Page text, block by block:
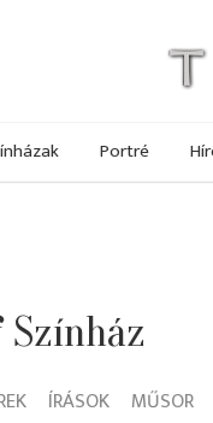
Portré
ÍRÁSOK MŰSOR